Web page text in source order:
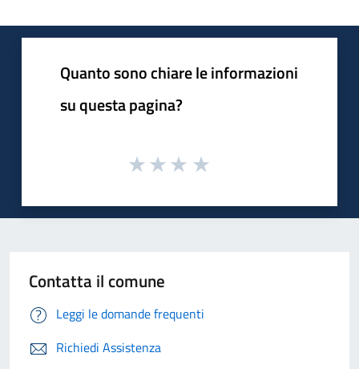
Quanto sono chiare le informazioni
su questa pagina?
Contatta il comune
Leggi le domande frequenti
Richiedi Assistenza